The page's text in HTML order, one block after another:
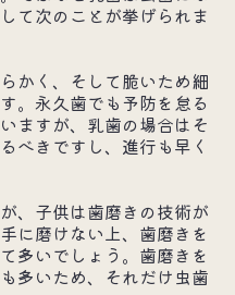
て次のことが挙げられま
かく、そして脆いため細
。永久歯でも予防を怠る
ますが、乳歯の場合はそ
べきですし、進行も早く
、子供は歯磨きの技術が
に磨けない上、歯磨きを
多いでしょう。歯磨きを
多いため、それだけ虫歯